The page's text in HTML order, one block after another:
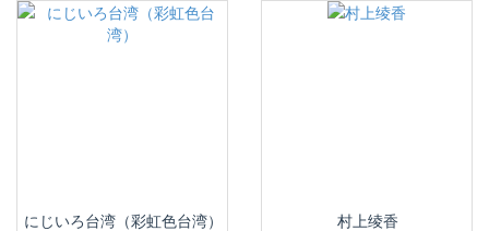
にじいろ台湾（彩虹色台湾） 村上绫香